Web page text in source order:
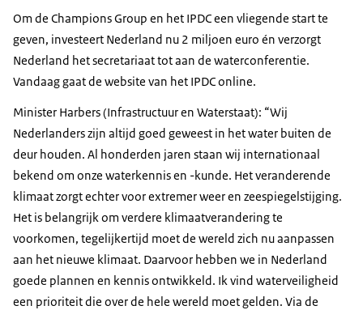
Om de Champions Group en het IPDC een vliegende start te
geven, investeert Nederland nu 2 miljoen euro én verzorgt
Nederland het secretariaat tot aan de waterconferentie.
Vandaag gaat de website van het IPDC online.
Minister Harbers (Infrastructuur en Waterstaat): “Wij
Nederlanders zijn altijd goed geweest in het water buiten de
deur houden. Al honderden jaren staan wij internationaal
bekend om onze waterkennis en -kunde. Het veranderende
klimaat zorgt echter voor extremer weer en zeespiegelstijging.
Het is belangrijk om verdere klimaatverandering te
voorkomen, tegelijkertijd moet de wereld zich nu aanpassen
aan het nieuwe klimaat. Daarvoor hebben we in Nederland
goede plannen en kennis ontwikkeld. Ik vind waterveiligheid
een prioriteit die over de hele wereld moet gelden. Via de